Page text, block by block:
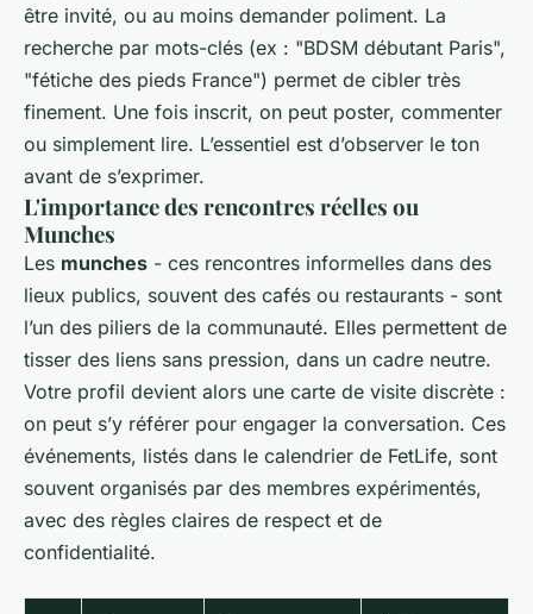
être invité, ou au moins demander poliment. La
recherche par mots-clés (ex : "BDSM débutant Paris",
"fétiche des pieds France") permet de cibler très
finement. Une fois inscrit, on peut poster, commenter
ou simplement lire. L’essentiel est d’observer le ton
avant de s’exprimer.
L'importance des rencontres réelles ou
Munches
Les munches - ces rencontres informelles dans des
lieux publics, souvent des cafés ou restaurants - sont
l’un des piliers de la communauté. Elles permettent de
tisser des liens sans pression, dans un cadre neutre.
Votre profil devient alors une carte de visite discrète :
on peut s’y référer pour engager la conversation. Ces
événements, listés dans le calendrier de FetLife, sont
souvent organisés par des membres expérimentés,
avec des règles claires de respect et de
confidentialité.